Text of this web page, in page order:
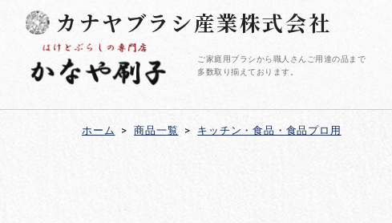
カナヤブラシ産業株式会社
ご家庭用ブラシから職人さんご用達の品まで
多数取り揃えております。
ホーム > 商品一覧 > キッチン・食品・食品プロ用